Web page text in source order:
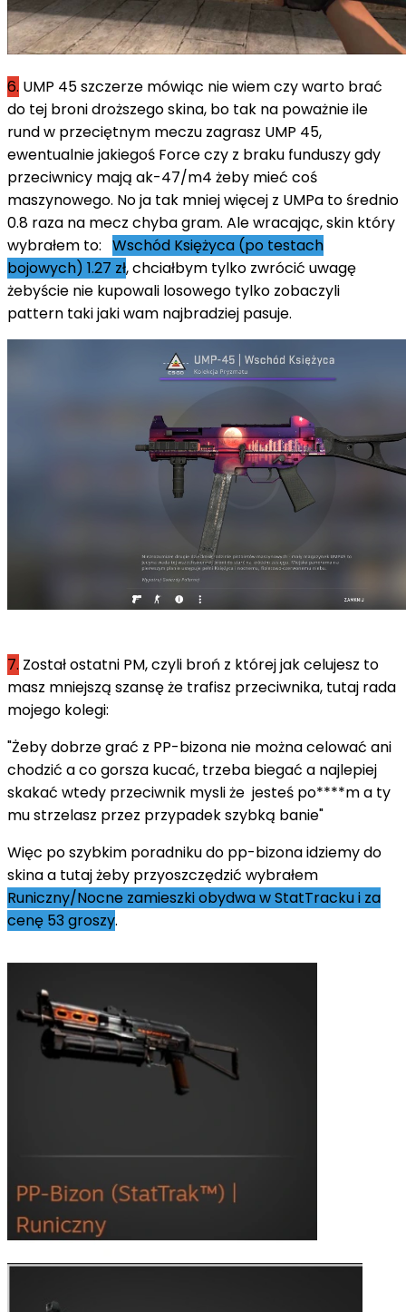
6. UMP 45 szczerze mówiąc nie wiem czy warto brać
do tej broni droższego skina, bo tak na poważnie ile
rund w przeciętnym meczu zagrasz UMP 45,
ewentualnie jakiegoś Force czy z braku funduszy gdy
przeciwnicy mają ak-47/m4 żeby mieć coś
maszynowego. No ja tak mniej więcej z UMPa to średnio
0.8 raza na mecz chyba gram. Ale wracając, skin który
wybrałem to: Wschód Księżyca (po testach
bojowych) 1.27 zł, chciałbym tylko zwrócić uwagę
żebyście nie kupowali losowego tylko zobaczyli
pattern taki jaki wam najbradziej pasuje.
7. Został ostatni PM, czyli broń z której jak celujesz to
masz mniejszą szansę że trafisz przeciwnika, tutaj rada
mojego kolegi:
"Żeby dobrze grać z PP-bizona nie można celować ani
chodzić a co gorsza kucać, trzeba biegać a najlepiej
skakać wtedy przeciwnik mysli że jesteś po****m a ty
mu strzelasz przez przypadek szybką banie"
Więc po szybkim poradniku do pp-bizona idziemy do
skina a tutaj żeby przyoszczędzić wybrałem
Runiczny/Nocne zamieszki obydwa w StatTracku i za
cenę 53 groszy.